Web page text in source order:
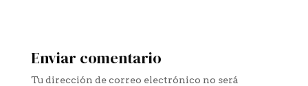
Enviar comentario
Tu dirección de correo electrónico no será